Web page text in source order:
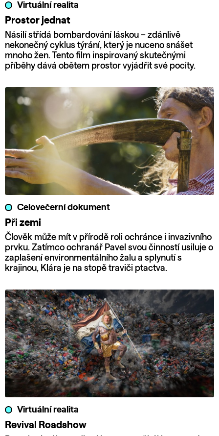
Virtuální realita
Prostor jednat
Násilí střídá bombardování láskou – zdánlivě
nekonečný cyklus týrání, který je nuceno snášet
mnoho žen. Tento film inspirovaný skutečnými
příběhy dává obětem prostor vyjádřit své pocity.
Celovečerní dokument
Při zemi
Člověk může mít v přírodě roli ochránce i invazivního
prvku. Zatímco ochranář Pavel svou činností usiluje o
zaplašení environmentálního žalu a splynutí s
krajinou, Klára je na stopě traviči ptactva.
Virtuální realita
Revival Roadshow